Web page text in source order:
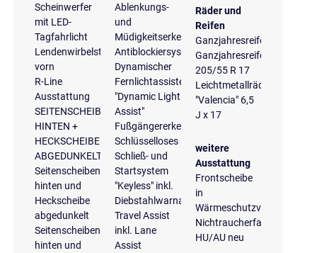
Scheinwerfer
mit LED-
Tagfahrlicht
Lendenwirbelstützen
vorn
R-Line
Ausstattung
SEITENSCHEIBEN
HINTEN +
HECKSCHEIBE
ABGEDUNKELT
Seitenscheiben
hinten und
Heckscheibe
abgedunkelt
Seitenscheiben
hinten und
Ablenkungs-
und
Müdigkeitserkennung
Antiblockiersystem
Dynamischer
Fernlichtassistent
"Dynamic Light
Assist"
Fußgängererkennung
Schlüsselloses
Schließ- und
Startsystem
"Keyless" inkl.
Diebstahlwarnanlage
Travel Assist
inkl. Lane
Assist
Räder und
Reifen
Ganzjahresreifen
Ganzjahresreifen
205/55 R 17
Leichtmetallräder
"Valencia" 6,5
J x 17
weitere
Ausstattung
Frontscheibe
in
Wärmeschutzverglasung
Nichtraucherfahrzeug
HU/AU neu